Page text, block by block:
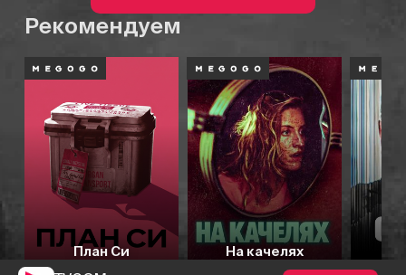
Рекомендуем
План Си На качелях